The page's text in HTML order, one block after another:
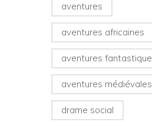
aventures
aventures africaines
aventures fantastique
aventures médiévales
drame social